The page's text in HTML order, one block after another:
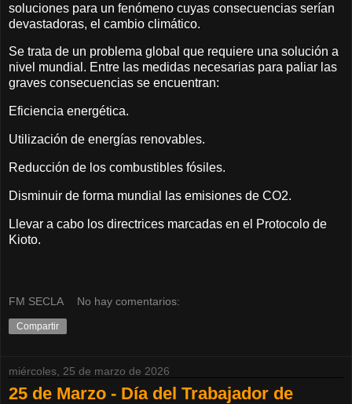
soluciones para un fenómeno cuyas consecuencias serían
devastadoras, el cambio climático.
Se trata de un problema global que requiere una solución a
nivel mundial. Entre las medidas necesarias para paliar las
graves consecuencias se encuentran:
Eficiencia energética.
Utilización de energías renovables.
Reducción de los combustibles fósiles.
Disminuir de forma mundial las emisiones de CO2.
Llevar a cabo los directrices marcadas en el Protocolo de
Kioto.
FM SECLA No hay comentarios:
Compartir
miércoles, 25 de marzo de 2026
25 de Marzo - Día del Trabajador de